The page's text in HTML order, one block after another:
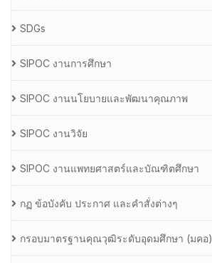
SDGs
SIPOC งานการศึกษา
SIPOC งานนโยบายและพัฒนาคุณภาพ
SIPOC งานวิจัย
SIPOC งานแพทยศาสตร์และบัณฑิตศึกษา
กฏ ข้อบังคับ ประกาศ และคำสั่งต่างๆ
กรอบมาตรฐานคุณวุฒิระดับอุดมศึกษา (มคอ)